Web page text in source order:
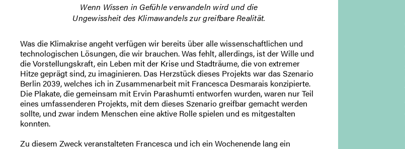
Wenn Wissen in Gefühle verwandeln wird und die
Ungewissheit des Klimawandels zur greifbare Realität.
Was die Klimakrise angeht verfügen wir bereits über alle wissenschaftlichen und
technologischen Lösungen, die wir brauchen. Was fehlt, allerdings, ist der Wille und
die Vorstellungskraft, ein Leben mit der Krise und Stadträume, die von extremer
Hitze geprägt sind, zu imaginieren. Das Herzstück dieses Projekts war das Szenario
Berlin 2039, welches ich in Zusammenarbeit mit Francesca Desmarais konzipierte.
Die Plakate, die gemeinsam mit Ervin Parashumti entworfen wurden, waren nur Teil
eines umfassenderen Projekts, mit dem dieses Szenario greifbar gemacht werden
sollte, und zwar indem Menschen eine aktive Rolle spielen und es mitgestalten
konnten.
Zu diesem Zweck veranstalteten Francesca und ich ein Wochenende lang ein